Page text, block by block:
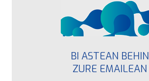
BI ASTEAN BEHIN
ZURE EMAILEAN